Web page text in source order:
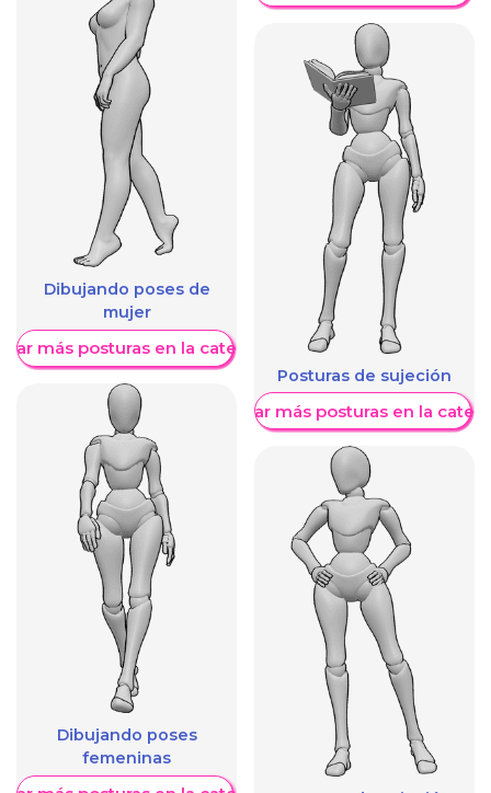
Dibujando poses de
mujer
más posturas en la categoría
Dibujando poses
femeninas
Posturas de sujeción
Mostrar más posturas en la